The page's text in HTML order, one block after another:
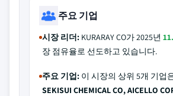
주요 기업
시장 리더: KURARAY CO가 2025년
장 점유율로 선도하고 있습니다.
주요 기업: 이 시장의 상위 5개 기업
SEKISUI CHEMICAL CO, AICELLO